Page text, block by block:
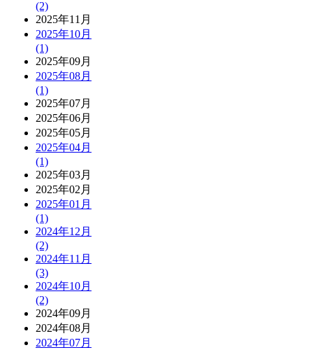
(2)
2025年11月
2025年10月
(1)
2025年09月
2025年08月
(1)
2025年07月
2025年06月
2025年05月
2025年04月
(1)
2025年03月
2025年02月
2025年01月
(1)
2024年12月
(2)
2024年11月
(3)
2024年10月
(2)
2024年09月
2024年08月
2024年07月